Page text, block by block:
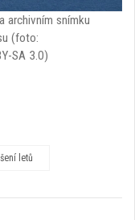
archivním snímku
(foto:
SA 3.0)
letů